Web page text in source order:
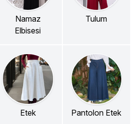
Namaz
Elbisesi
Tulum
Etek Pantolon Etek